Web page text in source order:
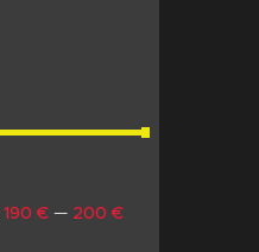
190 €— 200 €